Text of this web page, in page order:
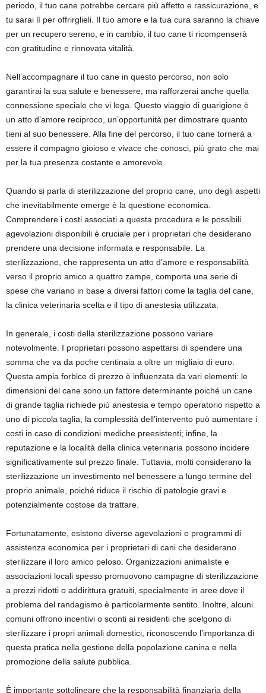
periodo, il tuo cane potrebbe cercare più affetto e rassicurazione, e
tu sarai lì per offrirglieli. Il tuo amore e la tua cura saranno la chiave
per un recupero sereno, e in cambio, il tuo cane ti ricompenserà
con gratitudine e rinnovata vitalità.
Nell’accompagnare il tuo cane in questo percorso, non solo
garantirai la sua salute e benessere, ma rafforzerai anche quella
connessione speciale che vi lega. Questo viaggio di guarigione è
un atto d’amore reciproco, un’opportunità per dimostrare quanto
tieni al suo benessere. Alla fine del percorso, il tuo cane tornerà a
essere il compagno gioioso e vivace che conosci, più grato che mai
per la tua presenza costante e amorevole.
Quando si parla di sterilizzazione del proprio cane, uno degli aspetti
che inevitabilmente emerge è la questione economica.
Comprendere i costi associati a questa procedura e le possibili
agevolazioni disponibili è cruciale per i proprietari che desiderano
prendere una decisione informata e responsabile. La
sterilizzazione, che rappresenta un atto d’amore e responsabilità
verso il proprio amico a quattro zampe, comporta una serie di
spese che variano in base a diversi fattori come la taglia del cane,
la clinica veterinaria scelta e il tipo di anestesia utilizzata.
In generale, i costi della sterilizzazione possono variare
notevolmente. I proprietari possono aspettarsi di spendere una
somma che va da poche centinaia a oltre un migliaio di euro.
Questa ampia forbice di prezzo è influenzata da vari elementi: le
dimensioni del cane sono un fattore determinante poiché un cane
di grande taglia richiede più anestesia e tempo operatorio rispetto a
uno di piccola taglia; la complessità dell’intervento può aumentare i
costi in caso di condizioni mediche preesistenti; infine, la
reputazione e la località della clinica veterinaria possono incidere
significativamente sul prezzo finale. Tuttavia, molti considerano la
sterilizzazione un investimento nel benessere a lungo termine del
proprio animale, poiché riduce il rischio di patologie gravi e
potenzialmente costose da trattare.
Fortunatamente, esistono diverse agevolazioni e programmi di
assistenza economica per i proprietari di cani che desiderano
sterilizzare il loro amico peloso. Organizzazioni animaliste e
associazioni locali spesso promuovono campagne di sterilizzazione
a prezzi ridotti o addirittura gratuiti, specialmente in aree dove il
problema del randagismo è particolarmente sentito. Inoltre, alcuni
comuni offrono incentivi o sconti ai residenti che scelgono di
sterilizzare i propri animali domestici, riconoscendo l’importanza di
questa pratica nella gestione della popolazione canina e nella
promozione della salute pubblica.
È importante sottolineare che la responsabilità finanziaria della